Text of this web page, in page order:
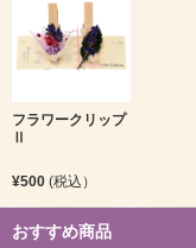
フラワークリップ
¥500 (税込）
おすすめ商品